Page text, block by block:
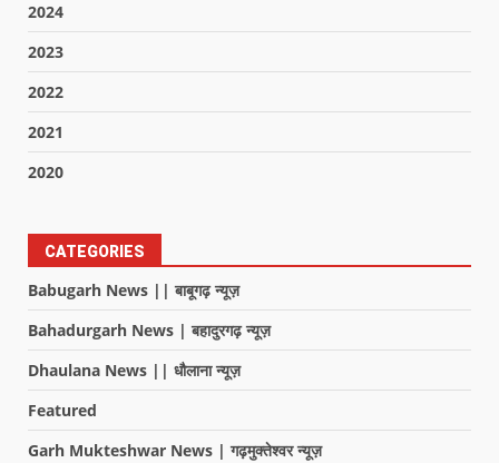
2024
2023
2022
2021
2020
CATEGORIES
Babugarh News || बाबूगढ़ न्यूज़
Bahadurgarh News | बहादुरगढ़ न्यूज़
Dhaulana News || धौलाना न्यूज़
Featured
Garh Mukteshwar News | गढ़मुक्तेश्वर न्यूज़